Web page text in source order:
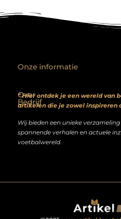
Over
Bedrijf
” Hier ontdek je een wereld van
artikelen die je zowel inspireren
Wij bieden een unieke
spannende verhalen en actuele
voetbalwereld.
Onze informatie